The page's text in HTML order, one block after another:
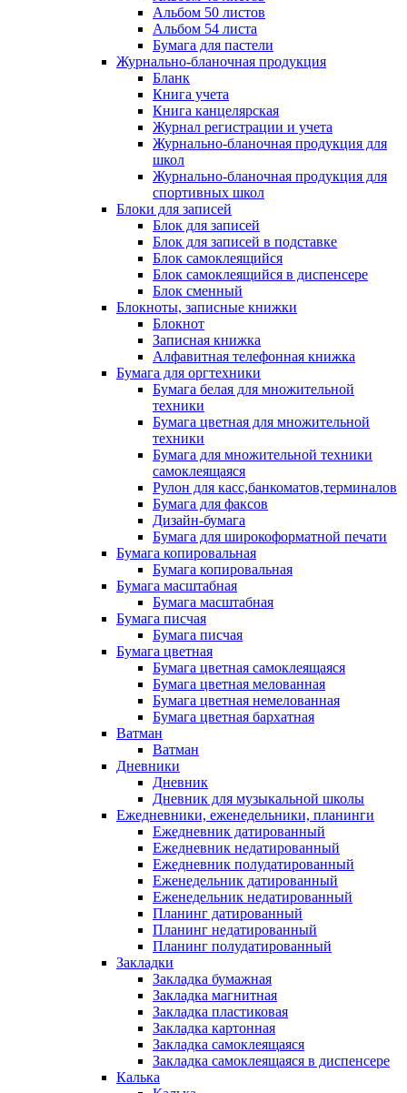
Альбом 50 листов
Альбом 54 листа
Бумага для пастели
Журнально-бланочная продукция
Бланк
Книга учета
Книга канцелярская
Журнал регистрации и учета
Журнально-бланочная продукция для
школ
Журнально-бланочная продукция для
спортивных школ
Блоки для записей
Блок для записей
Блок для записей в подставке
Блок самоклеящийся
Блок самоклеящийся в диспенсере
Блок сменный
Блокноты, записные книжки
Блокнот
Записная книжка
Алфавитная телефонная книжка
Бумага для оргтехники
Бумага белая для множительной
техники
Бумага цветная для множительной
техники
Бумага для множительной техники
самоклеящаяся
Рулон для касс,банкоматов,терминалов
Бумага для факсов
Дизайн-бумага
Бумага для широкоформатной печати
Бумага копировальная
Бумага копировальная
Бумага масштабная
Бумага масштабная
Бумага писчая
Бумага писчая
Бумага цветная
Бумага цветная самоклеящаяся
Бумага цветная мелованная
Бумага цветная немелованная
Бумага цветная бархатная
Ватман
Ватман
Дневники
Дневник
Дневник для музыкальной школы
Ежедневники, еженедельники, планинги
Ежедневник датированный
Ежедневник недатированный
Ежедневник полудатированный
Еженедельник датированный
Еженедельник недатированный
Планинг датированный
Планинг недатированный
Планинг полудатированный
Закладки
Закладка бумажная
Закладка магнитная
Закладка пластиковая
Закладка картонная
Закладка самоклеящаяся
Закладка самоклеящаяся в диспенсере
Калька